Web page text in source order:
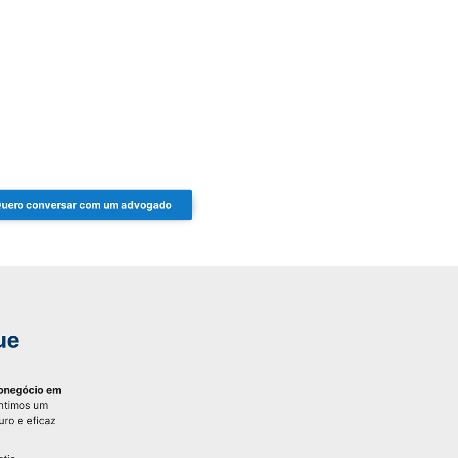
conversar com um advogado
em
um
e eficaz